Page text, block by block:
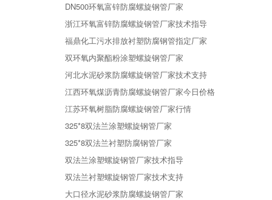
DN500环氧富锌防腐螺旋钢管厂家
浙江环氧富锌防腐螺旋钢管厂家技术指导
福鼎化工污水排放衬塑防腐钢管指定厂家
双环氧内聚酯粉涂塑螺旋钢管厂家
河北水泥砂浆防腐螺旋钢管厂家技术支持
江西环氧煤沥青防腐螺旋钢管厂家今日价格
江苏环氧树脂防腐螺旋钢管厂家行情
325*8双法兰涂塑螺旋钢管厂家
325*8双法兰衬塑防腐钢管厂家
双法兰涂塑螺旋钢管厂家技术指导
双法兰衬塑螺旋钢管厂家技术支持
大口径水泥砂浆防腐螺旋钢管厂家